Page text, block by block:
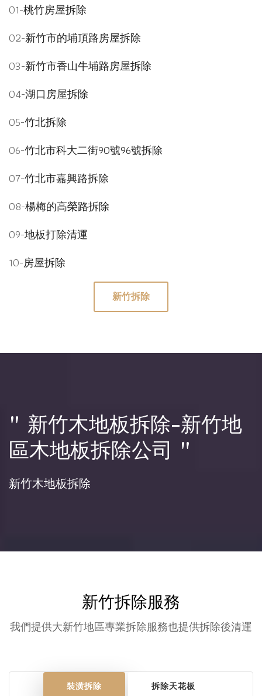
01-桃竹房屋拆除
02-新竹市的埔頂路房屋拆除
03-新竹市香山牛埔路房屋拆除
04-湖口房屋拆除
05-竹北拆除
06-竹北市科大二街90號96號拆除
07-竹北市嘉興路拆除
08-楊梅的高榮路拆除
09-地板打除清運
10-房屋拆除
新竹拆除
" 新竹木地板拆除-新竹地
區木地板拆除公司 "
新竹木地板拆除
新竹拆除服務
我們提供大新竹地區專業拆除服務也提供拆除後清運
裝潢拆除 拆除天花板